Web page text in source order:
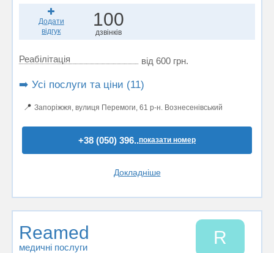
Додати
відгук
100
дзвінків
Реабілітація від 600 грн.
➡️ Усі послуги та ціни (11)
📍 Запоріжжя, вулиця Перемоги, 61 р-н. Вознесенівський
+38 (050) 396..показати номер
Докладніше
Reamed
медичні послуги R